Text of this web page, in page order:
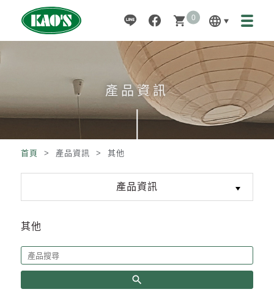
language
shopping_cart 0
產品資訊
首頁 > 產品資訊 > 其他
產品資訊
其他
search